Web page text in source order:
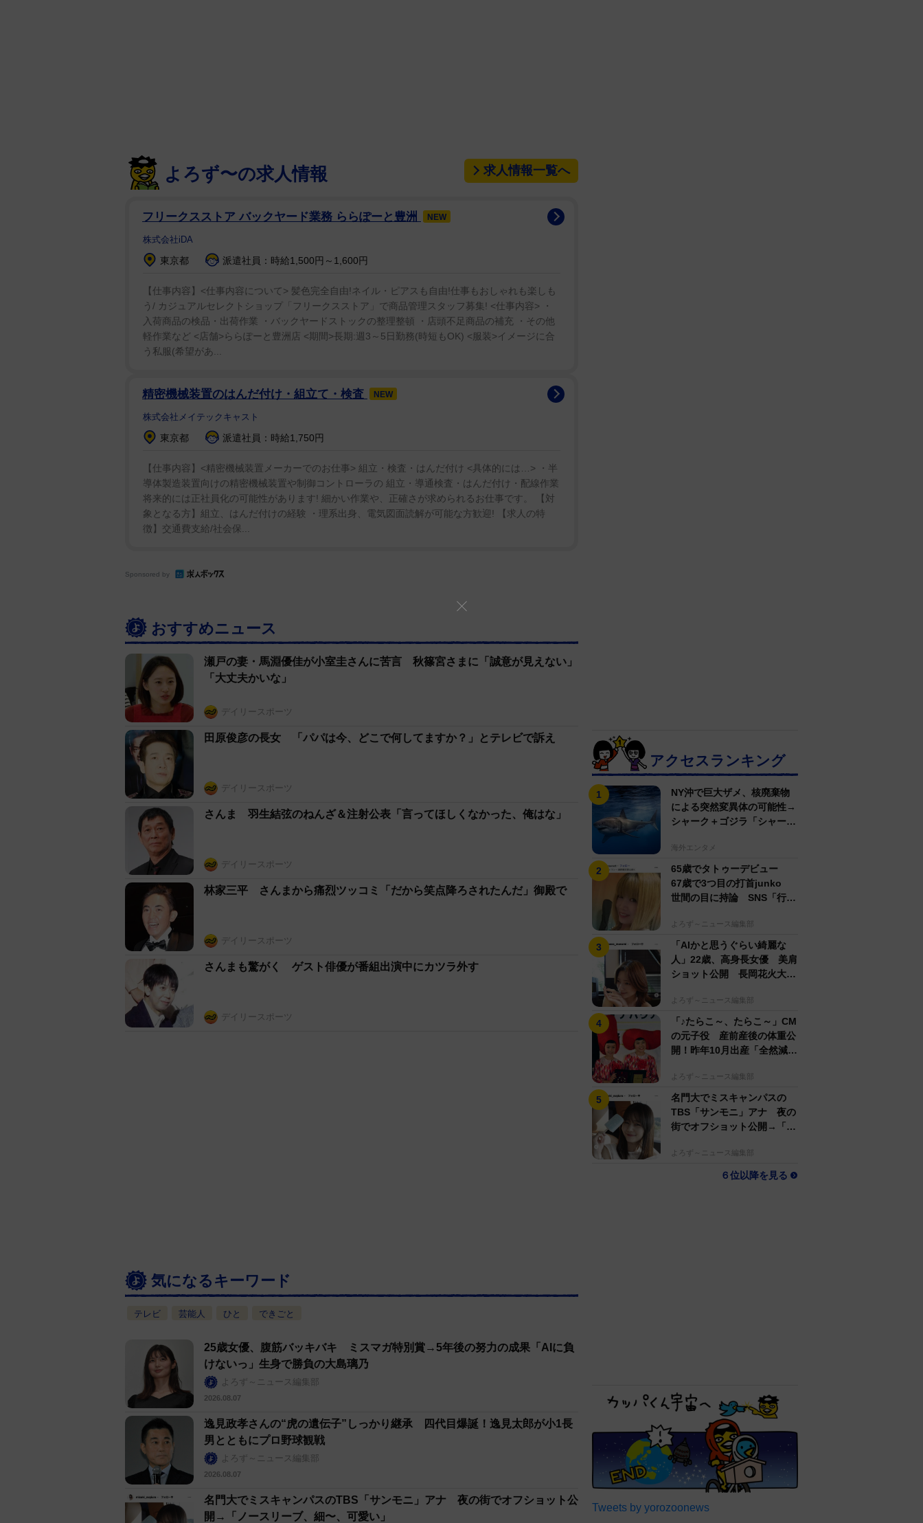
よろず〜の求人情報 求人情報一覧へ
フリークスストア バックヤード業務 ららぽーと豊洲 NEW
株式会社iDA
東京都 派遣社員：時給1,500円～1,600円
【仕事内容】<仕事内容について> 髪色完全自由!ネイル・ピアスも自由!仕事もおしゃれも楽しも
う/ カジュアルセレクトショップ「フリークスストア」で商品管理スタッフ募集! <仕事内容> ・
入荷商品の検品・出荷作業 ・バックヤードストックの整理整頓 ・店頭不足商品の補充 ・その他
軽作業など <店舗>ららぽーと豊洲店 <期間>長期:週3～5日勤務(時短もOK) <服装>イメージに合
う私服(希望があ...
精密機械装置のはんだ付け・組立て・検査 NEW
株式会社メイテックキャスト
東京都 派遣社員：時給1,750円
【仕事内容】<精密機械装置メーカーでのお仕事> 組立・検査・はんだ付け <具体的には…> ・半
導体製造装置向けの精密機械装置や制御コントローラの 組立・導通検査・はんだ付け・配線作業
将来的には正社員化の可能性があります! 細かい作業や、正確さが求められるお仕事です。 【対
象となる方】組立、はんだ付けの経験 ・理系出身、電気図面読解が可能な方歓迎! 【求人の特
徴】交通費支給/社会保...
Sponsored by
おすすめニュース
瀬戸の妻・馬淵優佳が小室圭さんに苦言 秋篠宮さまに「誠意が見えない」
「大丈夫かいな」
デイリースポーツ
田原俊彦の長女 「パパは今、どこで何してますか？」とテレビで訴え
デイリースポーツ
さんま 羽生結弦のねんざ＆注射公表「言ってほしくなかった、俺はな」
デイリースポーツ
林家三平 さんまから痛烈ツッコミ「だから笑点降ろされたんだ」御殿で
デイリースポーツ
さんまも驚がく ゲスト俳優が番組出演中にカツラ外す
デイリースポーツ
気になるキーワード
テレビ 芸能人 ひと できごと
25歳女優、腹筋バッキバキ ミスマガ特別賞→5年後の努力の成果「AIに負
けないっ」生身で勝負の大島璃乃
よろず～ニュース編集部
2026.08.07
逸見政孝さんの“虎の遺伝子”しっかり継承 四代目爆誕！逸見太郎が小1長
男とともにプロ野球観戦
よろず～ニュース編集部
2026.08.07
名門大でミスキャンパスのTBS「サンモニ」アナ 夜の街でオフショット公
開→「ノースリーブ、細〜、可愛い」
アクセスランキング
NY沖で巨大ザメ、核廃棄物
による突然変異体の可能性→
シャーク＋ゴジラ「シャーク
海外エンタメ
65歳でタトゥーデビュー
67歳で3つ目の打首junko
世間の目に持論 SNS「行動
よろず～ニュース編集部
「AIかと思うぐらい綺麗な
人」22歳、高身長女優 美肩
ショット公開 長岡花火大会
よろず～ニュース編集部
「♪たらこ～、たらこ～」CM
の元子役 産前産後の体重公
開！昨年10月出産「全然減ら
よろず～ニュース編集部
名門大でミスキャンパスの
TBS「サンモニ」アナ 夜の
街でオフショット公開→「ノ
よろず～ニュース編集部
６位以降を見る
Tweets by yorozoonews